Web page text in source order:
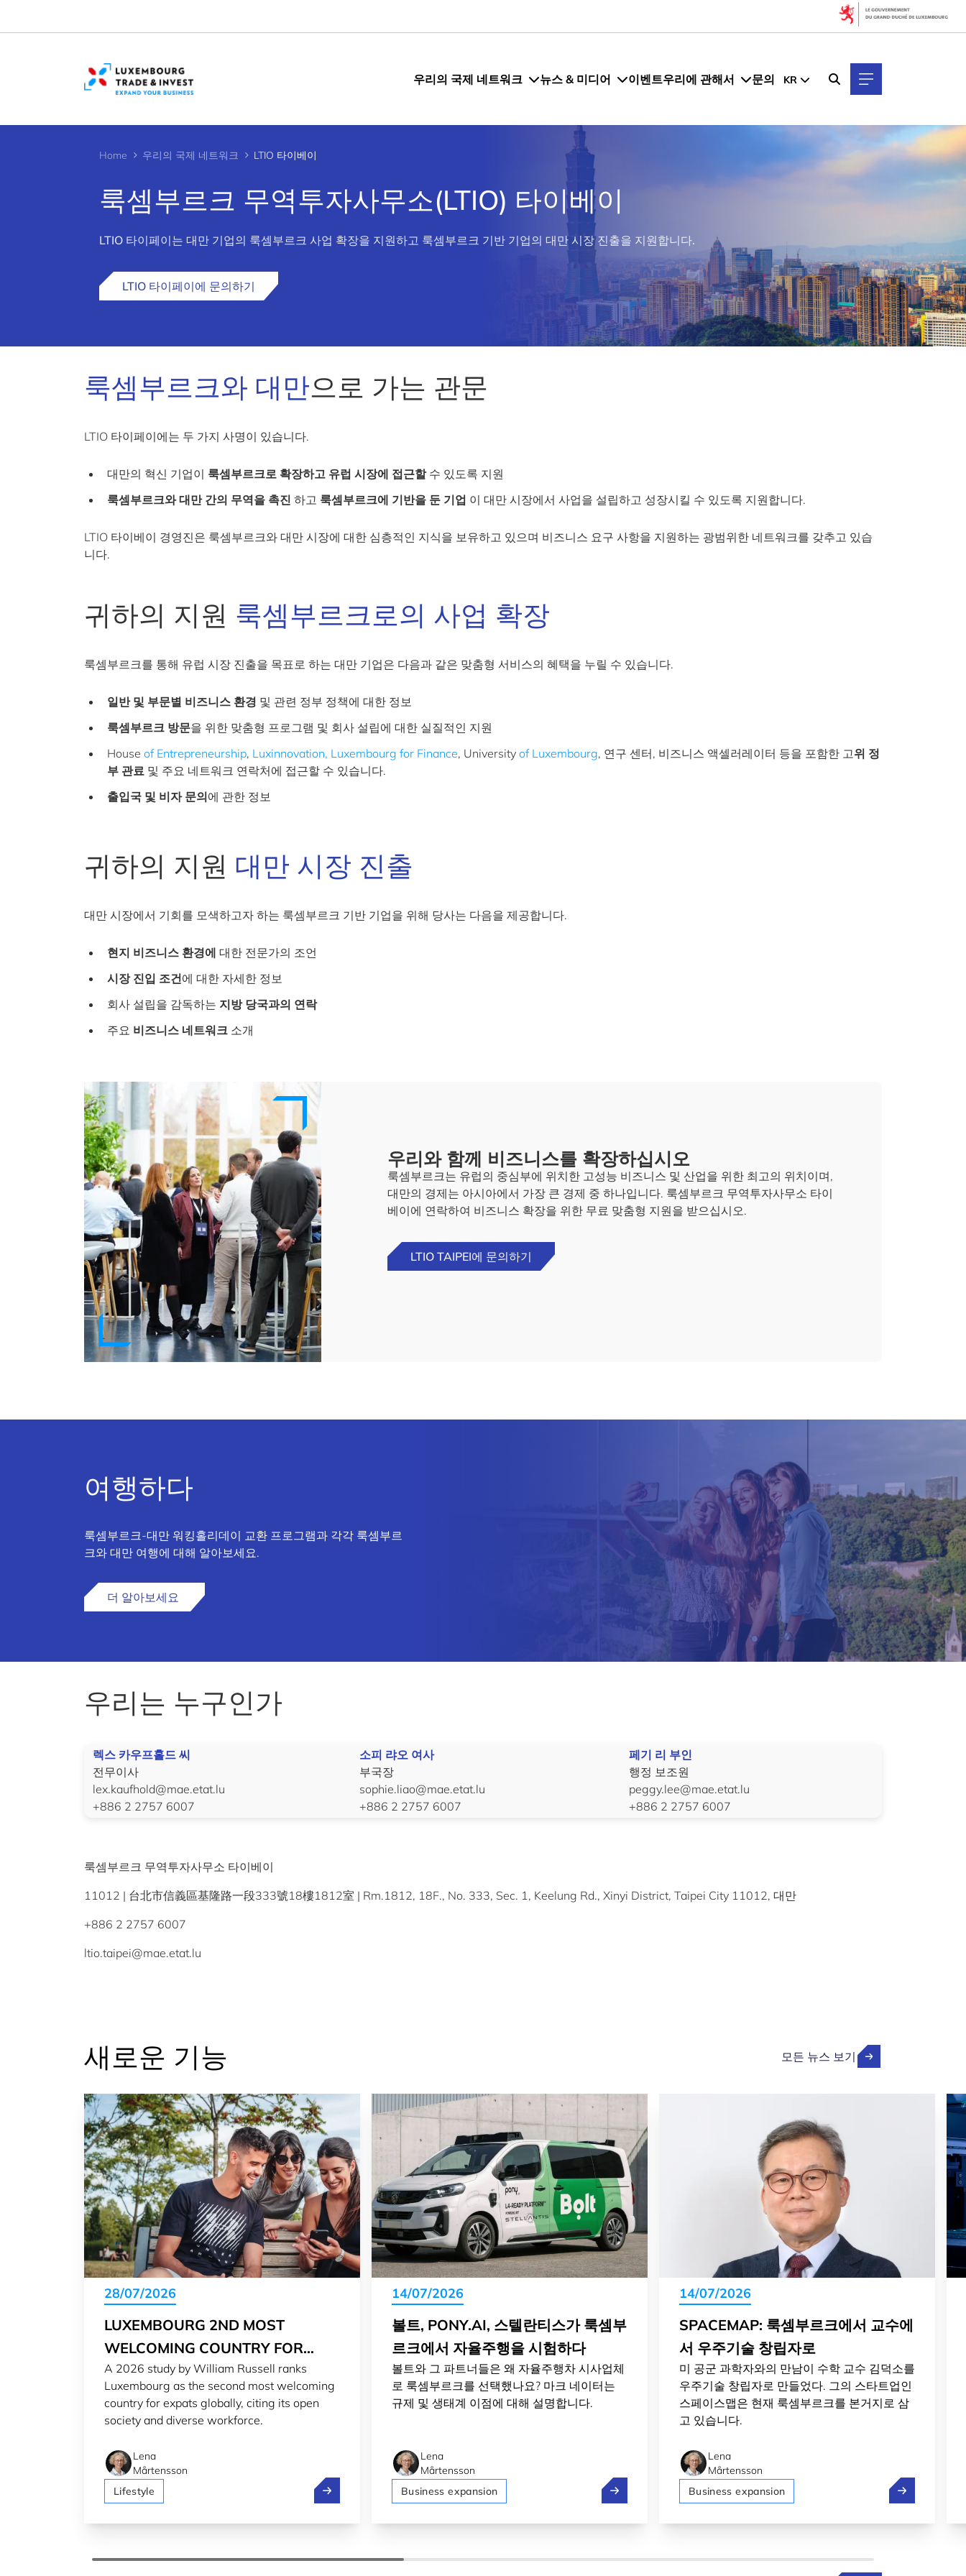
우리의 국제 네트워크 뉴스 & 미디어 이벤트우리에 관해서 문의 KR
Home 우리의 국제 네트워크 LTIO 타이베이
룩셈부르크 무역투자사무소(LTIO) 타이베이
LTIO 타이페이는 대만 기업의 룩셈부르크 사업 확장을 지원하고 룩셈부르크 기반 기업의 대만 시장 진출을 지원합니다.
LTIO 타이페이에 문의하기
룩셈부르크와 대만으로 가는 관문
LTIO 타이페이에는 두 가지 사명이 있습니다.
대만의 혁신 기업이 룩셈부르크로 확장하고 유럽 시장에 접근할수 있도록 지원
룩셈부르크와 대만 간의 무역을 촉진 하고 룩셈부르크에 기반을 둔 기업 이 대만 시장에서 사업을 설립하고 성장시킬 수 있도록 지원합니다.
LTIO 타이베이 경영진은 룩셈부르크와 대만 시장에 대한 심층적인 지식을 보유하고 있으며 비즈니스 요구 사항을 지원하는 광범위한 네트워크를 갖추고 있습
니다.
귀하의 지원 룩셈부르크로의 사업 확장
룩셈부르크를 통해 유럽 시장 진출을 목표로 하는 대만 기업은 다음과 같은 맞춤형 서비스의 혜택을 누릴 수 있습니다.
일반 및 부문별 비즈니스 환경 및 관련 정부 정책에 대한 정보
룩셈부르크 방문을 위한 맞춤형 프로그램 및 회사 설립에 대한 실질적인 지원
House of Entrepreneurship, Luxinnovation, Luxembourg for Finance, University of Luxembourg, 연구 센터, 비즈니스 액셀러레이터 등을 포함한 고위 정
부 관료 및 주요 네트워크 연락처에 접근할 수 있습니다.
출입국 및 비자 문의에 관한 정보
귀하의 지원 대만 시장 진출
대만 시장에서 기회를 모색하고자 하는 룩셈부르크 기반 기업을 위해 당사는 다음을 제공합니다.
현지 비즈니스 환경에 대한 전문가의 조언
시장 진입 조건에 대한 자세한 정보
회사 설립을 감독하는 지방 당국과의 연락
주요 비즈니스 네트워크 소개
우리와 함께 비즈니스를 확장하십시오
룩셈부르크는 유럽의 중심부에 위치한 고성능 비즈니스 및 산업을 위한 최고의 위치이며,
대만의 경제는 아시아에서 가장 큰 경제 중 하나입니다. 룩셈부르크 무역투자사무소 타이
베이에 연락하여 비즈니스 확장을 위한 무료 맞춤형 지원을 받으십시오.
LTIO TAIPEI에 문의하기
여행하다
룩셈부르크-대만 워킹홀리데이 교환 프로그램과 각각 룩셈부르
크와 대만 여행에 대해 알아보세요.
더 알아보세요
우리는 누구인가
렉스 카우프홀드 씨
전무이사
lex.kaufhold@mae.etat.lu
+886 2 2757 6007
소피 랴오 여사
부국장
sophie.liao@mae.etat.lu
+886 2 2757 6007
페기 리 부인
행정 보조원
peggy.lee@mae.etat.lu
+886 2 2757 6007
룩셈부르크 무역투자사무소 타이베이
11012 | 台北市信義區基隆路一段333號18樓1812室 | Rm.1812, 18F., No. 333, Sec. 1, Keelung Rd., Xinyi District, Taipei City 11012, 대만
+886 2 2757 6007
ltio.taipei@mae.etat.lu
새로운 기능 모든 뉴스 보기
28/07/2026
LUXEMBOURG 2ND MOST
WELCOMING COUNTRY FOR
EXPATS IN 2026
A 2026 study by William Russell ranks
Luxembourg as the second most welcoming
country for expats globally, citing its open
society and diverse workforce.
Lena
Mårtensson
Lifestyle
Luxembourg 2nd most welcoming country for expats in 2026
14/07/2026
볼트, PONY.AI, 스텔란티스가 룩셈부
르크에서 자율주행을 시험하다
볼트와 그 파트너들은 왜 자율주행차 시사업체
로 룩셈부르크를 선택했나요? 마크 네이터는
규제 및 생태계 이점에 대해 설명합니다.
Lena
Mårtensson
Business expansion
볼트, Pony.ai, 스텔란티스가 룩셈부르크에서 자율주행을 시험하다
14/07/2026
SPACEMAP: 룩셈부르크에서 교수에
서 우주기술 창립자로
미 공군 과학자와의 만남이 수학 교수 김덕소를
우주기술 창립자로 만들었다. 그의 스타트업인
스페이스맵은 현재 룩셈부르크를 본거지로 삼
고 있습니다.
Lena
Mårtensson
Business expansion
SpaceMap: